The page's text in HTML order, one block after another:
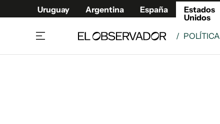
Uruguay Argentina España
Estados
Unidos
/ POLÍTICA